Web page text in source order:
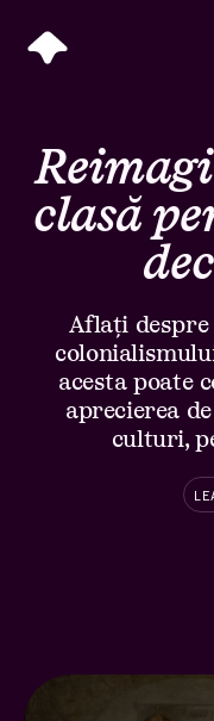
clasă
Aflați
acesta poate
aprecierea
culturi,